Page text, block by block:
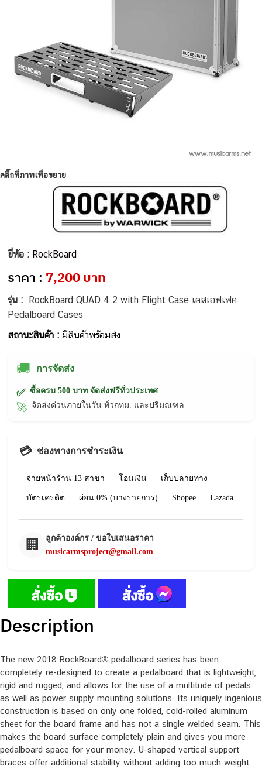
คลิ๊กที่ภาพเพื่อขยาย
ยี่ห้อ : RockBoard
ราคา : 7,200 บาท
รุ่น :
RockBoard QUAD 4.2 with Flight Case เคสเอฟเฟค
Pedalboard Cases
สถานะสินค้า :มีสินค้าพร้อมส่ง
🚚 การจัดส่ง
✅ ซื้อครบ 500 บาท จัดส่งฟรีทั่วประเทศ
🚀 จัดส่งด่วนภายในวัน ทั่วกทม. และปริมณฑล
💳 ช่องทางการชำระเงิน
จ่ายหน้าร้าน 13 สาขา โอนเงิน เก็บปลายทาง
บัตรเครดิต ผ่อน 0% (บางรายการ) Shopee Lazada
🏢
ลูกค้าองค์กร / ขอใบเสนอราคา
musicarmsproject@gmail.com
Description
The new 2018 RockBoard® pedalboard series has been
completely re-designed to create a pedalboard that is lightweight,
rigid and rugged, and allows for the use of a multitude of pedals
as well as power supply mounting solutions. Its uniquely ingenious
construction is based on only one folded, cold-rolled aluminum
sheet for the board frame and has not a single welded seam. This
makes the board surface completely plain and gives you more
pedalboard space for your money. U-shaped vertical support
braces offer additional stability without adding too much weight.